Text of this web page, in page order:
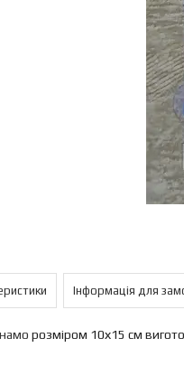
Інформація для
розміром 10х15 см